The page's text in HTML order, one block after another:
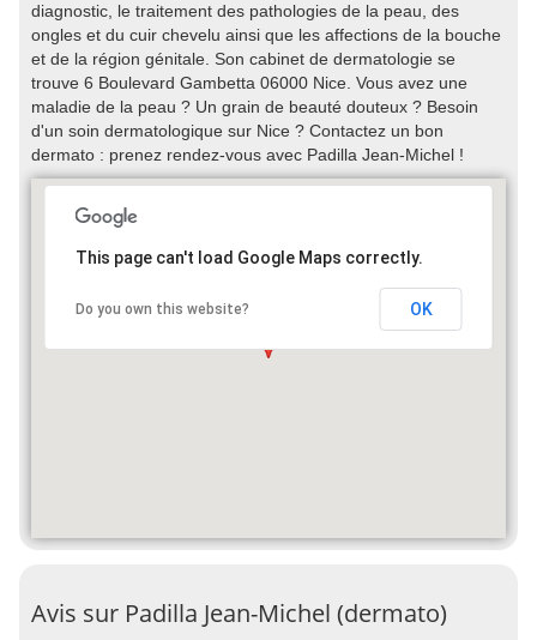
diagnostic, le traitement des pathologies de la peau, des
ongles et du cuir chevelu ainsi que les affections de la bouche
et de la région génitale. Son cabinet de dermatologie se
trouve 6 Boulevard Gambetta 06000 Nice. Vous avez une
maladie de la peau ? Un grain de beauté douteux ? Besoin
d'un soin dermatologique sur Nice ? Contactez un bon
dermato : prenez rendez-vous avec Padilla Jean-Michel !
This page can't load Google Maps correctly.
Do you own this website? OK
Avis sur Padilla Jean-Michel (dermato)